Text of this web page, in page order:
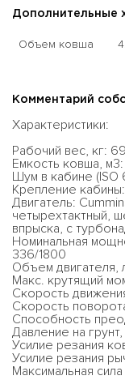
Дополнительные
Объем ковша
Комментарий
Характеристики:
Рабочий вес, кг:
Емкость ковша,
Шум в кабине (ISO
Крепление
Двигатель:
четырехтактный,
впрыска, с
Номинальная
336/1800
Объем двигателя,
Макс. крутящий
Скорость
Скорость
Способность
Давление на грунт,
Усилие резания
Усилие резания
Максимальная